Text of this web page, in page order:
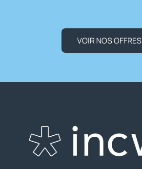
VOIR NOS OFFRES